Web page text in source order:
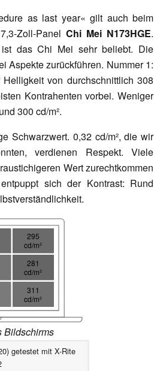
as last year« gilt auch beim
Zoll-PanelChi Mei N173HGE.
ist das Chi Mei sehr beliebt. Die
Aspekte zurückführen. Nummer 1:
von durchschnittlich 308
Kontrahenten vorbei. Weniger
300 cd/m².
Schwarzwert. 0,32 cd/m², die wir
verdienen Respekt. Viele
Wert zurechtkommen
sich der Kontrast: Rund
295
cd/m²
281
cd/m²
311
cd/m²
Bildschirms
getestet mit X-Rite